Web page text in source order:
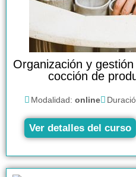
Organización y
cocción de
Modalidad: online
Ver detalles del curso